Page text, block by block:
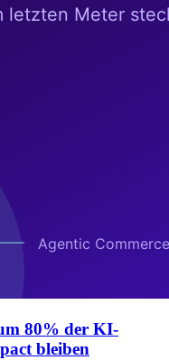
80% der KI-
bleiben